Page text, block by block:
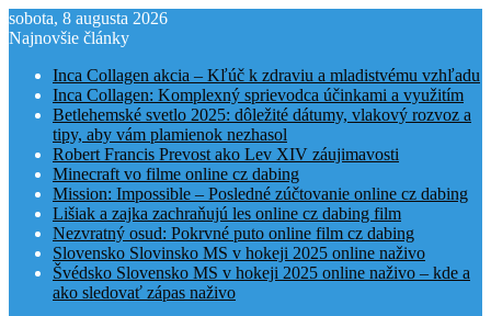
sobota, 8 augusta 2026
Najnovšie články
Inca Collagen akcia – Kľúč k zdraviu a mladistvému vzhľadu
Inca Collagen: Komplexný sprievodca účinkami a využitím
Betlehemské svetlo 2025: dôležité dátumy, vlakový rozvoz a
tipy, aby vám plamienok nezhasol
Robert Francis Prevost ako Lev XIV záujimavosti
Minecraft vo filme online cz dabing
Mission: Impossible – Posledné zúčtovanie online cz dabing
Lišiak a zajka zachraňujú les online cz dabing film
Nezvratný osud: Pokrvné puto online film cz dabing
Slovensko Slovinsko MS v hokeji 2025 online naživo
Švédsko Slovensko MS v hokeji 2025 online naživo – kde a
ako sledovať zápas naživo